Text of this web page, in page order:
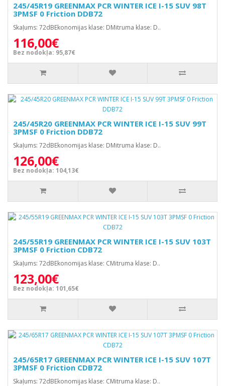
245/45R19 GREENMAX PCR WINTER ICE I-15 SUV 98T
3PMSF 0 Friction DDB72
Skaļums: 72dBEkonomijas klase: DMitruma klase: D..
116,00€
Bez nodokļa: 95,87€
245/45R20 GREENMAX PCR WINTER ICE I-15 SUV 99T
3PMSF 0 Friction DDB72
Skaļums: 72dBEkonomijas klase: DMitruma klase: D..
126,00€
Bez nodokļa: 104,13€
245/55R19 GREENMAX PCR WINTER ICE I-15 SUV 103T
3PMSF 0 Friction CDB72
Skaļums: 72dBEkonomijas klase: CMitruma klase: D..
123,00€
Bez nodokļa: 101,65€
245/65R17 GREENMAX PCR WINTER ICE I-15 SUV 107T
3PMSF 0 Friction CDB72
Skaļums: 72dBEkonomijas klase: CMitruma klase: D..